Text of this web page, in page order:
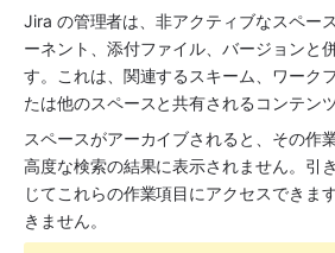
Jira の管理者は、非アクティブなスペース
ーネント、添付ファイル、バージョンと
す。これは、関連するスキーム、ワーク
たは他のスペースと共有されるコンテン
スペースがアーカイブされると、その作
高度な検索の結果に表示されません。引
じてこれらの作業項目にアクセスできま
きません。